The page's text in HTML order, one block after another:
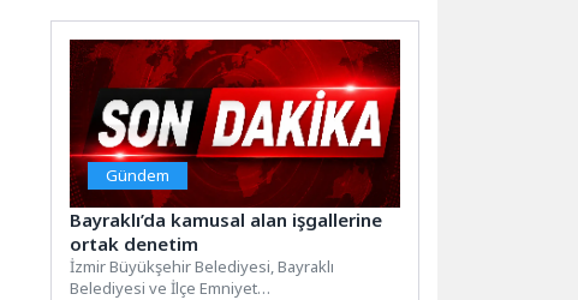
Gündem
Bayraklı’da kamusal alan işgallerine
ortak denetim
İzmir Büyükşehir Belediyesi, Bayraklı
Belediyesi ve İlçe Emniyet